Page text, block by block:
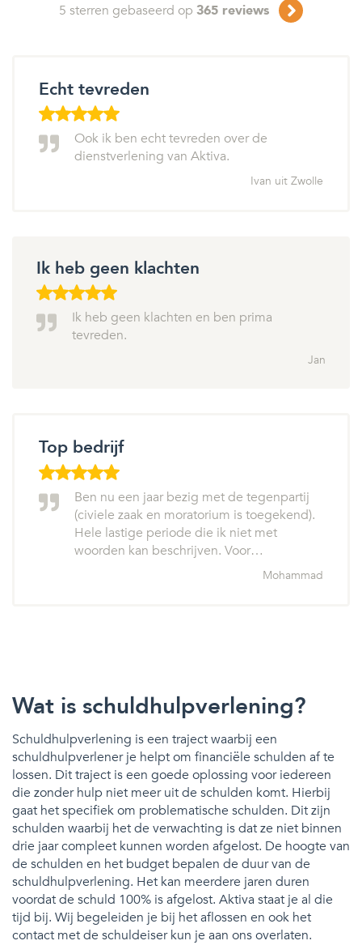
5 sterren gebaseerd op 365 reviews
Echt tevreden
Ook ik ben echt tevreden over de
dienstverlening van Aktiva.
Ivan uit Zwolle
Ik heb geen klachten
Ik heb geen klachten en ben prima
tevreden.
Jan
Top bedrijf
Ben nu een jaar bezig met de tegenpartij
(civiele zaak en moratorium is toegekend).
Hele lastige periode die ik niet met
woorden kan beschrijven. Voor…
Mohammad
Wat is schuldhulpverlening?
Schuldhulpverlening is een traject waarbij een
schuldhulpverlener je helpt om financiële schulden af te
lossen. Dit traject is een goede oplossing voor iedereen
die zonder hulp niet meer uit de schulden komt. Hierbij
gaat het specifiek om problematische schulden. Dit zijn
schulden waarbij het de verwachting is dat ze niet binnen
drie jaar compleet kunnen worden afgelost. De hoogte van
de schulden en het budget bepalen de duur van de
schuldhulpverlening. Het kan meerdere jaren duren
voordat de schuld 100% is afgelost. Aktiva staat je al die
tijd bij. Wij begeleiden je bij het aflossen en ook het
contact met de schuldeiser kun je aan ons overlaten.